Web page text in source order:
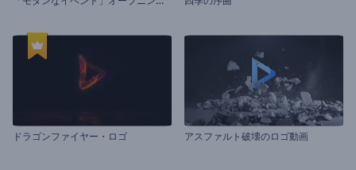
ドラゴンファイヤー・ロゴ アスファルト破壊のロゴ動画